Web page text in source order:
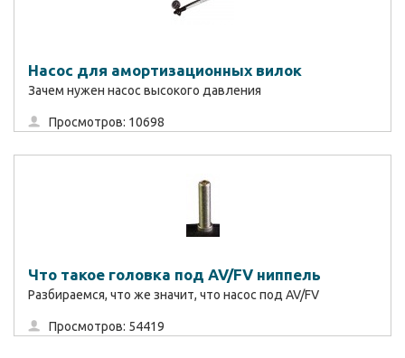
Насос для амортизационных вилок
Зачем нужен насос высокого давления
Просмотров: 10698
Что такое головка под AV/FV ниппель
Разбираемся, что же значит, что насос под AV/FV
Просмотров: 54419